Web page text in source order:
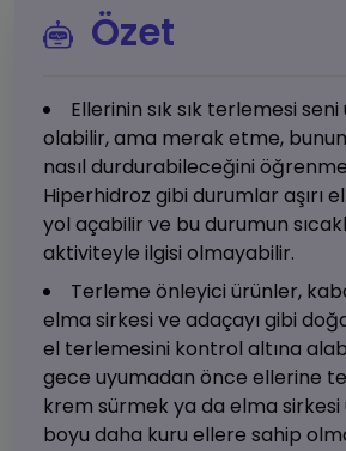
Özet
Ellerinin sık sık terlemesi seni
olabilir, ama merak etme,
nasıl durdurabileceğini
Hiperhidroz gibi durumlar aşırı
yol açabilir ve bu durumun
aktiviteyle ilgisi olmayabilir.
Terleme önleyici ürünler,
elma sirkesi ve adaçayı gibi
el terlemesini kontrol altına
gece uyumadan önce ellerine
krem sürmek ya da elma
boyu daha kuru ellere sahip